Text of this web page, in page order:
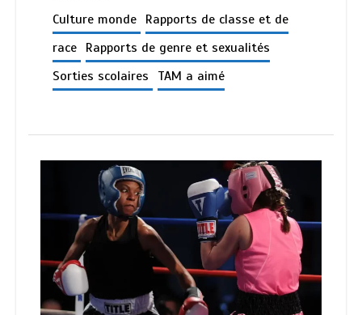
Culture monde Rapports de classe et de
race Rapports de genre et sexualités
Sorties scolaires
TAM a aimé